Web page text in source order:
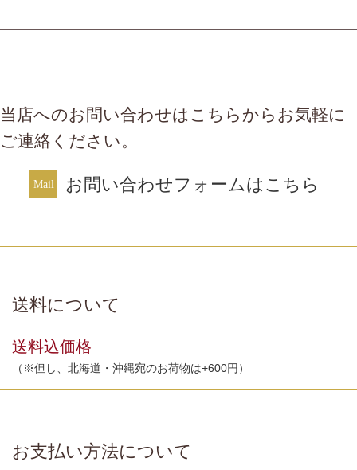
当店へのお問い合わせはこちらからお気軽に
ご連絡ください。
お問い合わせフォームはこちら
送料について
送料込価格
（※但し、北海道・沖縄宛のお荷物は+600円）
お支払い方法について